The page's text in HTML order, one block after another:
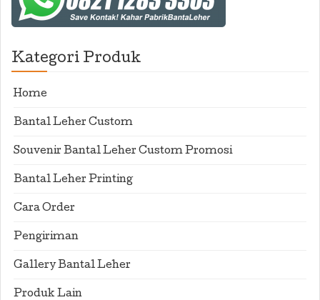
Kategori Produk
Home
Bantal Leher Custom
Souvenir Bantal Leher Custom Promosi
Bantal Leher Printing
Cara Order
Pengiriman
Gallery Bantal Leher
Produk Lain